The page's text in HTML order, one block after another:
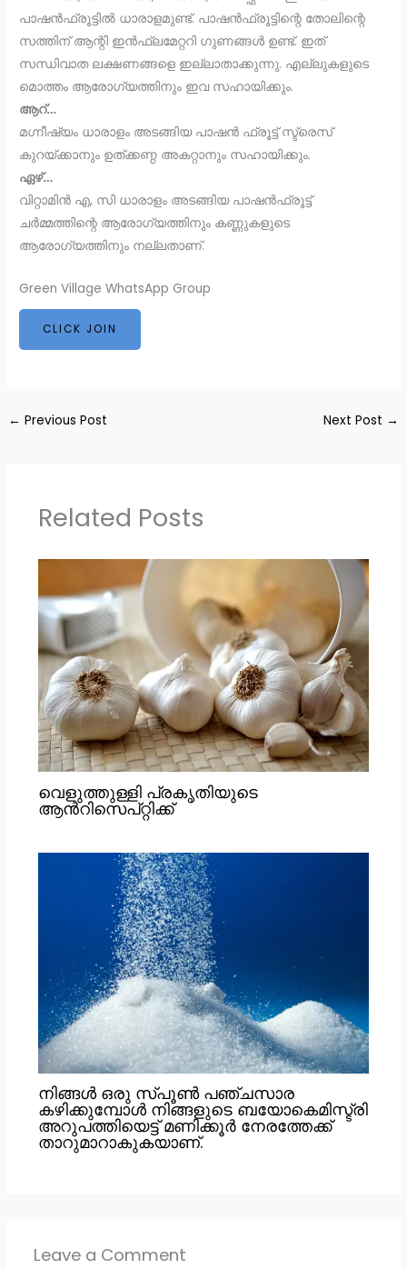
പാഷന്‍ഫ്രൂട്ടില്‍ ധാരാളമുണ്ട്. പാഷൻഫ്രൂട്ടിന്റെ തോലിന്റെ
സത്തിന് ആന്റി ഇൻഫ്ലമേറ്ററി ഗുണങ്ങള്‍ ഉണ്ട്. ഇത്
സന്ധിവാത ലക്ഷണങ്ങളെ ഇല്ലാതാക്കുന്നു. എല്ലുകളുടെ
മൊത്തം ആരോഗ്യത്തിനും ഇവ സഹായിക്കും.
ആറ്…
മഗ്നീഷ്യം ധാരാളം അടങ്ങിയ പാഷന്‍ ഫ്രൂട്ട് സ്ട്രെസ്
കുറയ്ക്കാനും ഉത്ക്കണ്ഠ അകറ്റാനും സഹായിക്കും.
ഏഴ്…
വിറ്റാമിന്‍ എ, സി ധാരാളം അടങ്ങിയ പാഷന്‍ഫ്രൂട്ട്
ചർമ്മത്തിന്റെ ആരോഗ്യത്തിനും കണ്ണുകളുടെ
ആരോഗ്യത്തിനും നല്ലതാണ്.
Green Village WhatsApp Group
CLICK JOIN
← Previous Post Next Post →
Related Posts
വെളുത്തുള്ളി പ്രകൃതിയുടെ
ആൻറിസെപ്റ്റിക്ക്
നിങ്ങൾ ഒരു സ്പൂൺ പഞ്ചസാര
കഴിക്കുമ്പോൾ നിങ്ങളുടെ ബയോകെമിസ്ട്രി
അറുപത്തിയെട്ട് മണിക്കൂർ നേരത്തേക്ക്
താറുമാറാകുകയാണ്.
Leave a Comment